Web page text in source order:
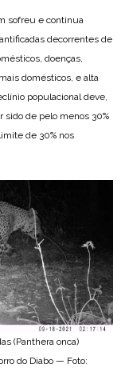
sofreu e continua
decorrentes de
doenças,
domésticos, e alta
populacional deve,
sido de pelo menos 30%
de 30% nos
(Panthera onca)
do Diabo — Foto: